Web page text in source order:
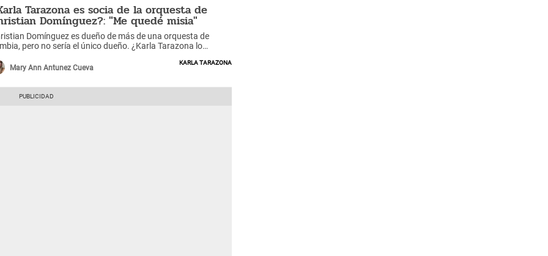
Tarazona es socia de la orquesta de
Domínguez?: "Me quedé misia"
Domínguez es dueño de más de una orquesta de
pero no sería el único dueño. ¿Karla Tarazona lo
Mary Ann Antunez Cueva
Karla Tarazona